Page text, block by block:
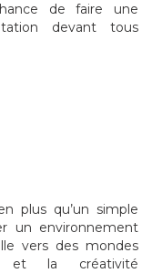
de faire une
devant tous
plus qu’un simple
un environnement
vers des mondes
et la créativité